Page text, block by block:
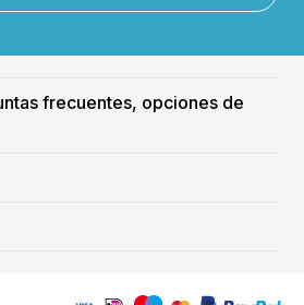
frecuentes, opciones de